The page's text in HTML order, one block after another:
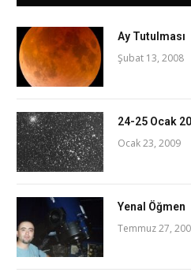
Ay Tutulması
Şubat 13, 2008
24-25 Ocak
Ocak 23, 2009
Yenal Öğmen
Temmuz 27,